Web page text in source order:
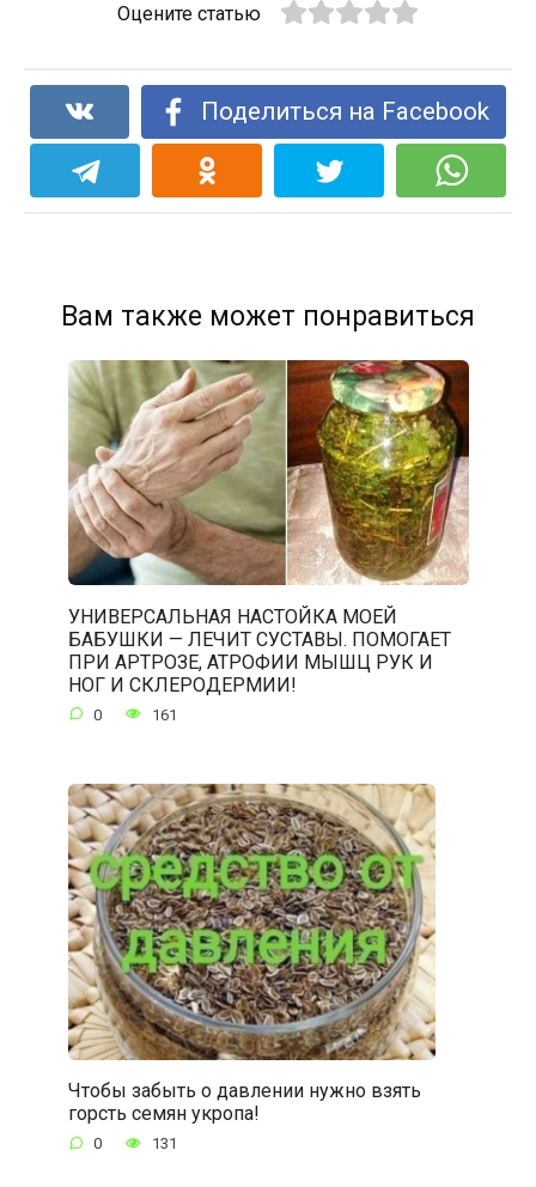
Оцените статью
Поделиться на Facebook
Вам также может понравиться
УНИВЕРСАЛЬНАЯ НАСТОЙКА МОЕЙ
БАБУШКИ — ЛЕЧИТ СУСТАВЫ. ПОМОГАЕТ
ПРИ АРТРОЗЕ, АТРОФИИ МЫШЦ РУК И
НОГ И СКЛЕРОДЕРМИИ!
0 161
Чтобы забыть о давлении нужно взять
горсть семян укропа!
0 131